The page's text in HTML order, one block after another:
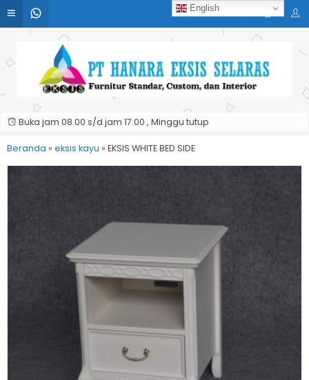
Buka jam 08.00 s/d jam 17.00 , Minggu tutup
Beranda » eksis kayu » EKSIS WHITE BED SIDE
English